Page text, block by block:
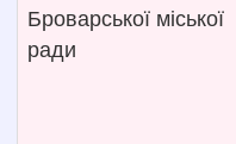
Броварської міської
ради